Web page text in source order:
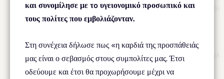
και συνομίλησε με τo υγειονομικό προσωπικό και
τους πολίτες που εμβολιάζονταν.
Στη συνέχεια δήλωσε πως «η καρδιά της προσπάθειάς
μας είναι ο σεβασμός στους συμπολίτες μας. Έτσι
οδεύουμε και έτσι θα προχωρήσουμε μέχρι να